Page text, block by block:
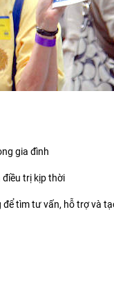
gia đình
điều trị kịp thời
tìm tư vấn, hỗ trợ và